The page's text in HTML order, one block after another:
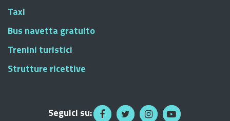
Taxi
Bus navetta gratuito
Trenini turistici
Strutture ricettive
Seguici su: